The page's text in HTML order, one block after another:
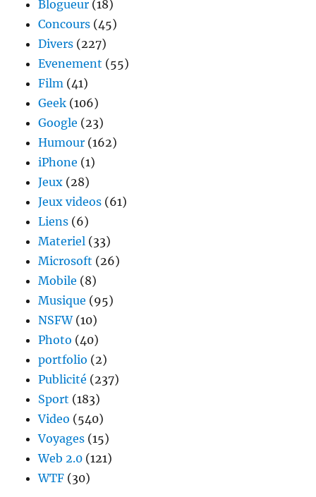
Blogueur (18)
Concours (45)
Divers (227)
Evenement (55)
Film (41)
Geek (106)
Google (23)
Humour (162)
iPhone (1)
Jeux (28)
Jeux videos (61)
Liens (6)
Materiel (33)
Microsoft (26)
Mobile (8)
Musique (95)
NSFW(10)
Photo (40)
portfolio (2)
Publicité (237)
Sport (183)
Video (540)
Voyages (15)
Web 2.0 (121)
WTF (30)